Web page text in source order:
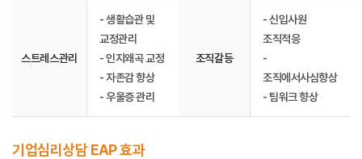
스트레스관리
- 생활습관 및
교정관리
- 인지왜곡 교정
- 자존감 향상
- 우울증 관리
조직갈등
- 신입사원
조직적응
-
조직에서사심향상
- 팀워크 향상
기업심리상담 EAP 효과